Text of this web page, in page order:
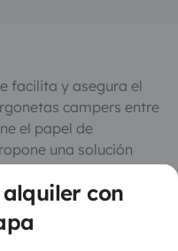
con
facilita y asegura el
campers entre
el papel de
una solución
en total libertad y
en Trusted